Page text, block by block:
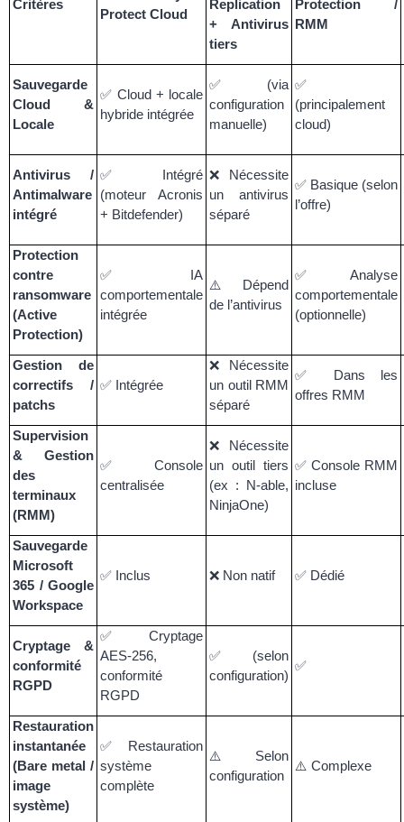
Critères
Protect Cloud
Replication
+ Antivirus
tiers
Protection /
RMM
Sauvegarde
Cloud &
Locale
✅ Cloud + locale
hybride intégrée
✅
(via
configuration
manuelle)
✅
(principalement
cloud)
Antivirus /
Antimalware
intégré
✅
Intégré
(moteur Acronis
+ Bitdefender)
❌
Nécessite
un antivirus
séparé
✅ Basique (selon
l’offre)
Protection
contre
ransomware
(Active
Protection)
✅
IA
comportementale
intégrée
⚠️
Dépend
de l’antivirus
✅
Analyse
comportementale
(optionnelle)
Gestion de
correctifs /
patchs
✅ Intégrée
❌
Nécessite
un outil RMM
séparé
✅
Dans les
offres RMM
Supervision
& Gestion
des
terminaux
(RMM)
✅
Console
centralisée
❌
Nécessite
un outil tiers
(ex : N-able,
NinjaOne)
✅ Console RMM
incluse
Sauvegarde
Microsoft
365 / Google
Workspace
✅ Inclus ❌ Non natif ✅ Dédié
Cryptage &
conformité
RGPD
✅
Cryptage
AES-256,
conformité
RGPD
✅
(selon
configuration)
✅
Restauration
instantanée
(Bare metal /
image
système)
✅
Restauration
système
complète
⚠️
Selon
configuration
⚠️ Complexe